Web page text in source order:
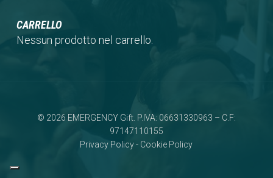
CARRELLO
Nessun prodotto nel carrello.
© 2026 EMERGENCY Gift. P.IVA: 06631330963 – C.F:
97147110155
Privacy Policy- Cookie Policy